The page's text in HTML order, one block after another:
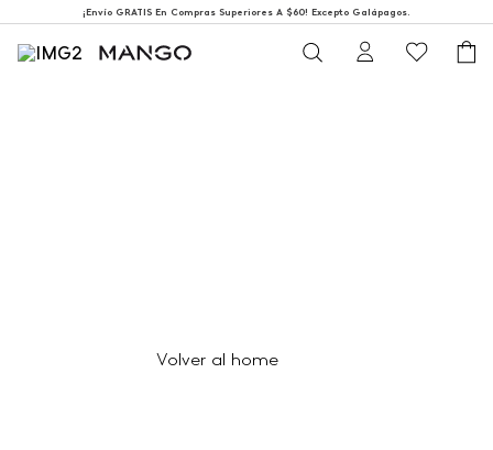
¡Envío GRATIS En Compras Superiores A $60! Excepto Galápagos.
Volver al home